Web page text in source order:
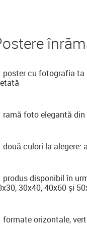
poster cu fotografia
ramă foto elegantă
două culori la alegere:
produs disponibil în
30x40, 40x60 și
formate orizontale,